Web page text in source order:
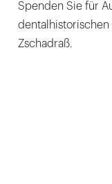
Spenden Sie für
dentalhistorischen
Zschadraß.